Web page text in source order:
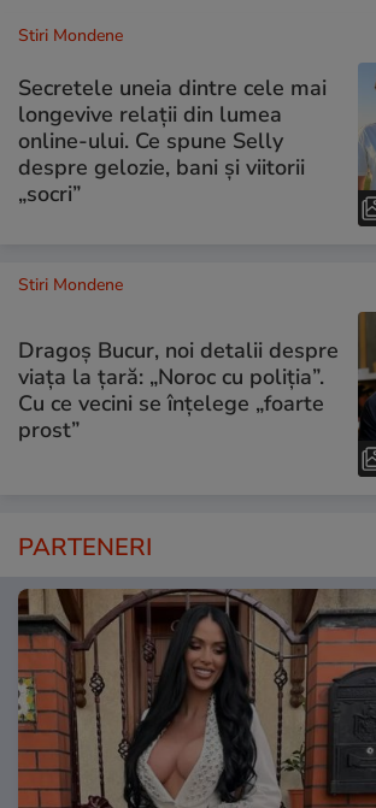
Stiri Mondene
Secretele uneia dintre cele mai
longevive relații din lumea
online-ului. Ce spune Selly
despre gelozie, bani și viitorii
„socri”
Stiri Mondene
Dragoș Bucur, noi detalii despre
viața la țară: „Noroc cu poliția”.
Cu ce vecini se înțelege „foarte
prost”
PARTENERI